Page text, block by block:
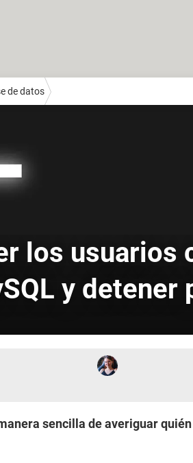
de datos
los usuarios
y detener
sencilla de averiguar quién